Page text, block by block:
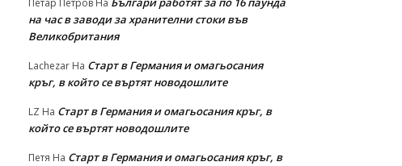
Петар Петров На
на час в заводи за хранителни стоки във
Великобритания
Lachezar На Старт в Германия и омагьосания
кръг, в който се въртят новодошлите
LZ На Старт в Германия и омагьосания кръг, в
който се въртят новодошлите
Петя На Старт в Германия и омагьосания кръг, в